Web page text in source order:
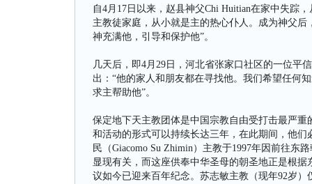
自4月17日以来，赵县神父Chi Huitian在家中失踪
主教徒家庭，从小就是主的热心仆人。成为神父
神充满他，引导和保护他”。
几天后，即4月29日，河北省张家口社区的一位平
出：“他的家人和朋友都在寻找他。我们希望任何
求主帮助他”。
保定地下天主教团体是中国宗教自由受打击最严
和活动的形式可以持续长达三年，在此期间，他
民（Giacomo Su Zhimin）主教于1997年因前往东
显现有关，而这座供奉中华圣母的朝圣地正是根
议如今已迎来百年纪念。苏志敏主教（现年92岁